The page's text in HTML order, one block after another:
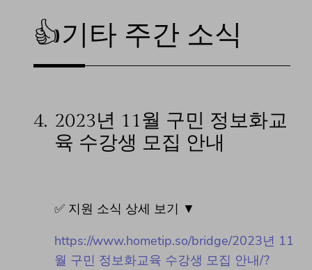
👍기타 주간 소식
4. 2023년 11월 구민 정보화교
육 수강생 모집 안내
✅ 지원 소식 상세 보기 ▼
https://www.hometip.so/bridge/2023년 11
월 구민 정보화교육 수강생 모집 안내/?